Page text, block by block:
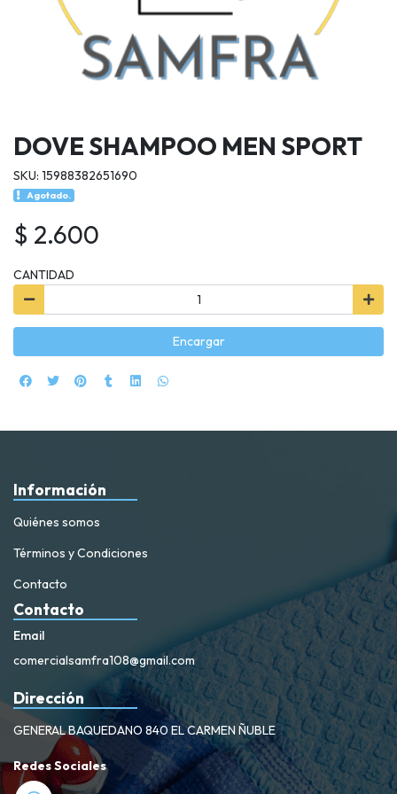
DOVE SHAMPOO MEN SPORT
SKU: 15988382651690
Agotado.
$ 2.600
CANTIDAD
Encargar
Información
Quiénes somos
Términos y Condiciones
Contacto
Contacto
Email
comercialsamfra108@gmail.com
Dirección
GENERAL BAQUEDANO 840 EL CARMEN ÑUBLE
Redes Sociales